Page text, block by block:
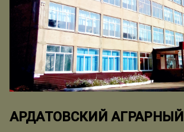
АРДАТОВСКИЙ АГРАРНЫЙ